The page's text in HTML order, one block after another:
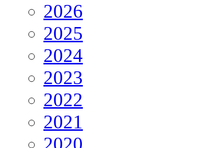
2026
2025
2024
2023
2022
2021